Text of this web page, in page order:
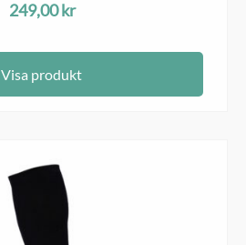
249,00kr
Visa produkt